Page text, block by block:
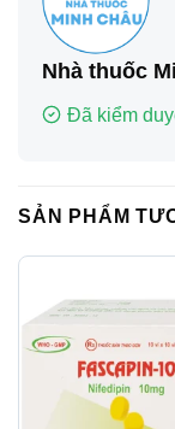
Nhà thuốc
Đã kiểm
SẢN PHẨM